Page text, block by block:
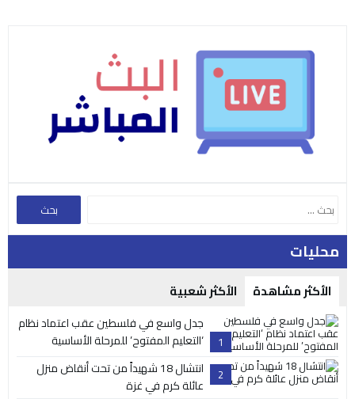
محليات
الأكثر مشاهدة الأكثر شعبية
1
جدل واسع في فلسطين عقب اعتماد نظام
‘التعليم المفتوح’ للمرحلة الأساسية
2
انتشال 18 شهيداً من تحت أنقاض منزل
عائلة كرم في غزة